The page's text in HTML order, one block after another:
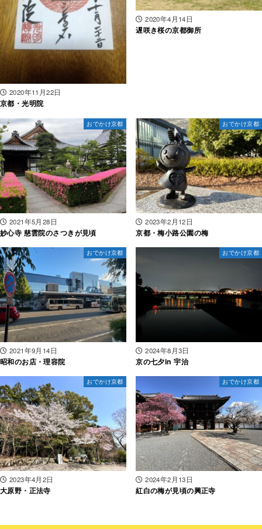
2020年11月22日
京都・光明院
2020年4月14日
遅咲き桜の京都御所
おでかけ京都
2021年5月28日
妙心寺 慈雲院のさつきが見頃
おでかけ京都
2023年2月12日
京都・梅小路公園の梅
おでかけ京都
2021年9月14日
昭和のお店・理容院
おでかけ京都
2024年8月3日
京の七夕in 宇治
おでかけ京都
2023年4月2日
大原野・正法寺
おでかけ京都
2024年2月13日
紅白の梅が見頃の興正寺